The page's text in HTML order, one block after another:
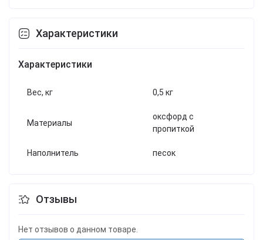
Характеристики
Характеристики
Вес, кг 0,5 кг
Материалы
оксфорд с
пропиткой
Наполнитель песок
Отзывы
Нет отзывов о данном товаре.